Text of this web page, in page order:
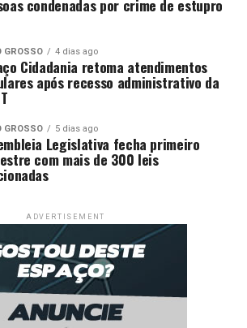
condenadas por crime de estupro
GROSSO 4 dias ago
Cidadania retoma atendimentos
após recesso administrativo da
GROSSO 5 dias ago
Legislativa fecha primeiro
com mais de 300 leis
ADVERTISEMENT